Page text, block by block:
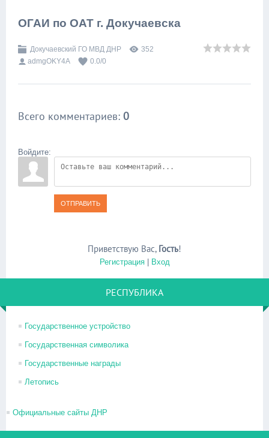
ОГАИ по ОАТ г. Докучаевска
Докучаевский ГО МВД ДНР
352
admgOKY4A
0.0/0
Всего комментариев: 0
Войдите:
ОТПРАВИТЬ
Приветствую Вас, Гость!
Регистрация| Вход
РЕСПУБЛИКА
Государственное устройство
Государственная символика
Государственные награды
Летопись
Официальные сайты ДНР